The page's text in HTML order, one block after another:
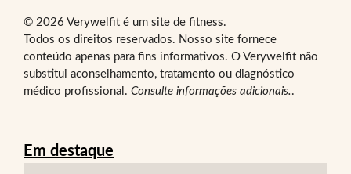
© 2026 Verywelfit é um site de fitness.
Todos os direitos reservados. Nosso site fornece
conteúdo apenas para fins informativos. O Verywelfit não
substitui aconselhamento, tratamento ou diagnóstico
médico profissional. Consulte informações adicionais. .
Em destaque